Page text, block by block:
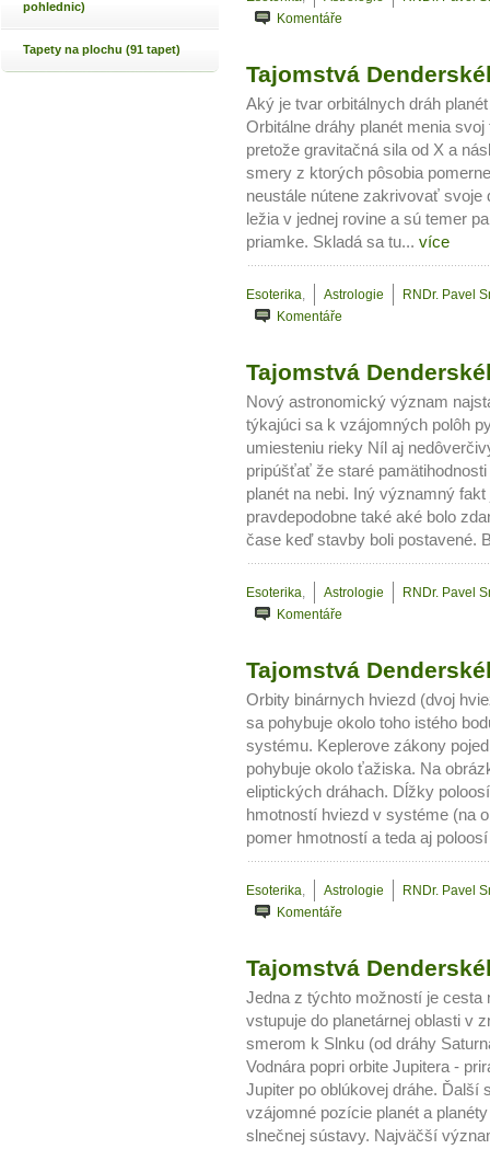
...
Máte pocit, že jste unaveni
pohlednic)
Tapety na plochu (91 tapet)
Komentáře
Tajomstvá
Aký je tvar orbitálnych dráh
Orbitálne dráhy planét menia
pretože gravitačná sila od X a
smery z ktorých pôsobia
neustále nútene zakrivovať svoje
ležia v jednej rovine a sú temer
priamke. Skladá sa tu... více
Esoterika, Astrologie
RNDr. Pavel
Komentáře
Tajomstvá
Nový astronomický význam
týkajúci sa k vzájomných polôh
umiesteniu rieky Níl aj
pripúšťať že staré
planét na nebi. Iný významný
pravdepodobne také aké bolo
čase keď stavby boli postavené.
Esoterika, Astrologie
RNDr. Pavel
Komentáře
Tajomstvá
Orbity binárnych hviezd (dvoj
sa pohybuje okolo toho istého
systému. Keplerove zákony
pohybuje okolo ťažiska. Na
eliptických dráhach. Dĺžky
hmotností hviezd v systéme (na
pomer hmotností a teda aj
Esoterika, Astrologie
RNDr. Pavel
Komentáře
Tajomstvá
Jedna z týchto možností je cesta
vstupuje do planetárnej oblasti v
smerom k Slnku (od dráhy
Vodnára popri orbite Jupitera -
Jupiter po oblúkovej dráhe. Ďalší
vzájomné pozície planét a
slnečnej sústavy. Najväčší